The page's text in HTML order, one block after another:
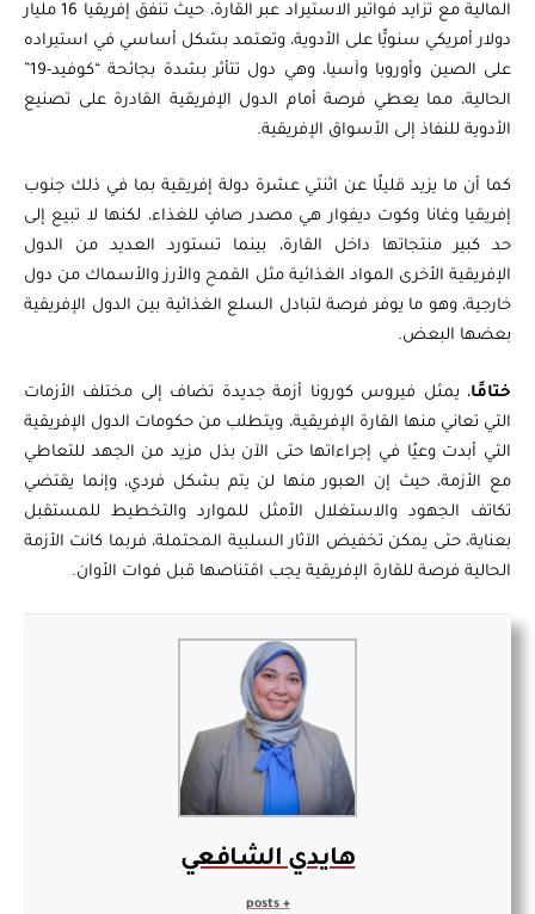
المالية مع تزايد فواتير الاستيراد عبر القارة، حيث تنفق إفريقيا 16 مليار
دولار أمريكي سنويًّا على الأدوية، وتعتمد بشكل أساسي في استيراده
على الصين وأوروبا وآسيا، وهي دول تتأثر بشدة بجائحة “كوفيد-19”
الحالية، مما يعطي فرصة أمام الدول الإفريقية القادرة على تصنيع
الأدوية للنفاذ إلى الأسواق الإفريقية.
كما أن ما يزيد قليلًا عن اثنتي عشرة دولة إفريقية بما في ذلك جنوب
إفريقيا وغانا وكوت ديفوار هي مصدر صافٍ للغذاء، لكنها لا تبيع إلى
حد كبير منتجاتها داخل القارة، بينما تستورد العديد من الدول
الإفريقية الأخرى المواد الغذائية مثل القمح والأرز والأسماك من دول
خارجية، وهو ما يوفر فرصة لتبادل السلع الغذائية بين الدول الإفريقية
بعضها البعض.
ختامًا، يمثل فيروس كورونا أزمة جديدة تضاف إلى مختلف الأزمات
التي تعاني منها القارة الإفريقية، ويتطلب من حكومات الدول الإفريقية
التي أبدت وعيًا في إجراءاتها حتى الآن بذل مزيد من الجهد للتعاطي
مع الأزمة، حيث إن العبور منها لن يتم بشكل فردي، وإنما يقتضي
تكاتف الجهود والاستغلال الأمثل للموارد والتخطيط للمستقبل
بعناية، حتى يمكن تخفيض الآثار السلبية المحتملة، فربما كانت الأزمة
الحالية فرصة للقارة الإفريقية يجب اقتناصها قبل فوات الأوان.
هايدي الشافعي